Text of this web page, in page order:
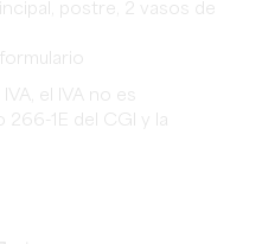
postre, 2 vasos de
el IVA no es
1E del CGI y la